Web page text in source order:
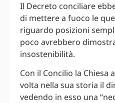
Il Decreto conciliare
di mettere a fuoco le
riguardo posizioni
poco avrebbero
insostenibilità.
Con il Concilio la Chiesa
volta nella sua storia il
vedendo in esso una